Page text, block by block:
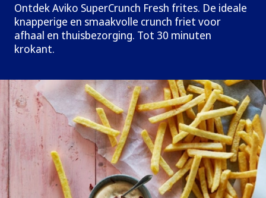
Ontdek Aviko SuperCrunch Fresh frites. De ideale
knapperige en smaakvolle crunch friet voor
afhaal en thuisbezorging. Tot 30 minuten
krokant.